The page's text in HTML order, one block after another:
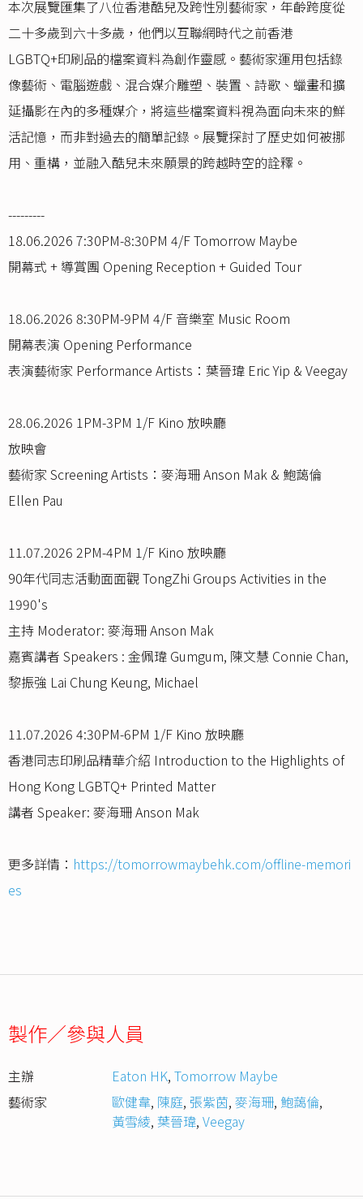
本次展覽匯集了八位香港酷兒及跨性別藝術家，年齡跨度從
二十多歲到六十多歲，他們以互聯網時代之前香港
LGBTQ+印刷品的檔案資料為創作靈感。藝術家運用包括錄
像藝術、電腦遊戲、混合媒介雕塑、裝置、詩歌、蠟畫和擴
延攝影在內的多種媒介，將這些檔案資料視為面向未來的鮮
活記憶，而非對過去的簡單記錄。展覽探討了歷史如何被挪
用、重構，並融入酷兒未來願景的跨越時空的詮釋。
---------
18.06.2026 7:30PM-8:30PM 4/F Tomorrow Maybe
開幕式 + 導賞團 Opening Reception + Guided Tour
18.06.2026 8:30PM-9PM 4/F 音樂室 Music Room
開幕表演 Opening Performance
表演藝術家 Performance Artists：葉晉瑋 Eric Yip & Veegay
28.06.2026 1PM-3PM 1/F Kino 放映廳
放映會
藝術家 Screening Artists：麥海珊 Anson Mak & 鮑藹倫
Ellen Pau
11.07.2026 2PM-4PM 1/F Kino 放映廳
90年代同志活動面面觀 TongZhi Groups Activities in the
1990's
主持 Moderator: 麥海珊 Anson Mak
嘉賓講者 Speakers : 金佩瑋 Gumgum, 陳文慧 Connie Chan,
黎振強 Lai Chung Keung, Michael
11.07.2026 4:30PM-6PM 1/F Kino 放映廳
香港同志印刷品精華介紹 Introduction to the Highlights of
Hong Kong LGBTQ+ Printed Matter
講者 Speaker: 麥海珊 Anson Mak
更多詳情： https://tomorrowmaybehk.com/offline-memori
es
製作／參與人員
主辦 Eaton HK,Tomorrow Maybe
藝術家
歐健韋, 陳庭, 張紫茵,麥海珊, 鮑藹倫,
黃雪綾,葉晉瑋,Veegay